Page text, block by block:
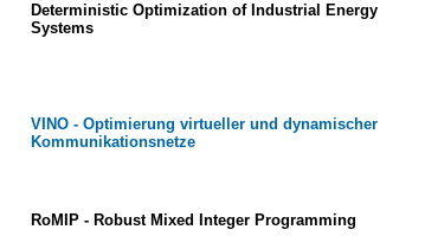
Deterministic Optimization of Industrial Energy
Systems
VINO - Optimierung virtueller und dynamischer
Kommunikationsnetze
RoMIP - Robust Mixed Integer Programming